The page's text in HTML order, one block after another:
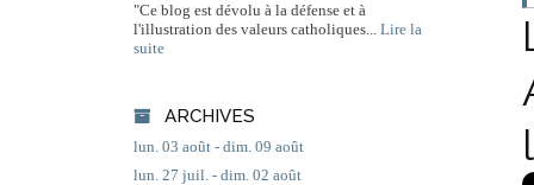
"Ce blog est dévolu à la défense et à
l'illustration des valeurs catholiques...
Lire la
suite
ARCHIVES
lun. 03 août - dim. 09 août
lun. 27 juil. - dim. 02 août